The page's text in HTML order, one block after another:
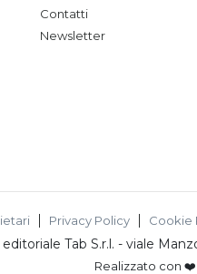
Contatti
Newsletter
Privacy Policy Cookie
Tab S.r.l. - viale
Realizzato con